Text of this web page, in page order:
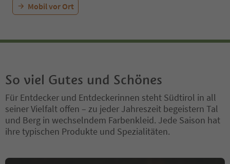
Mobil vor Ort
So viel Gutes und Schönes
Für Entdecker und Entdeckerinnen steht Südtirol in all
seiner Vielfalt offen – zu jeder Jahreszeit begeistern Tal
und Berg in wechselndem Farbenkleid. Jede Saison hat
ihre typischen Produkte und Spezialitäten.